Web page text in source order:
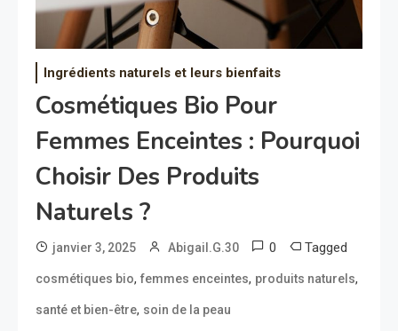
Ingrédients naturels et leurs bienfaits
Cosmétiques Bio Pour
Femmes Enceintes : Pourquoi
Choisir Des Produits
Naturels ?
janvier 3, 2025 Abigail.G.30 0 Tagged
cosmétiques bio, femmes enceintes, produits naturels,
santé et bien-être, soin de la peau